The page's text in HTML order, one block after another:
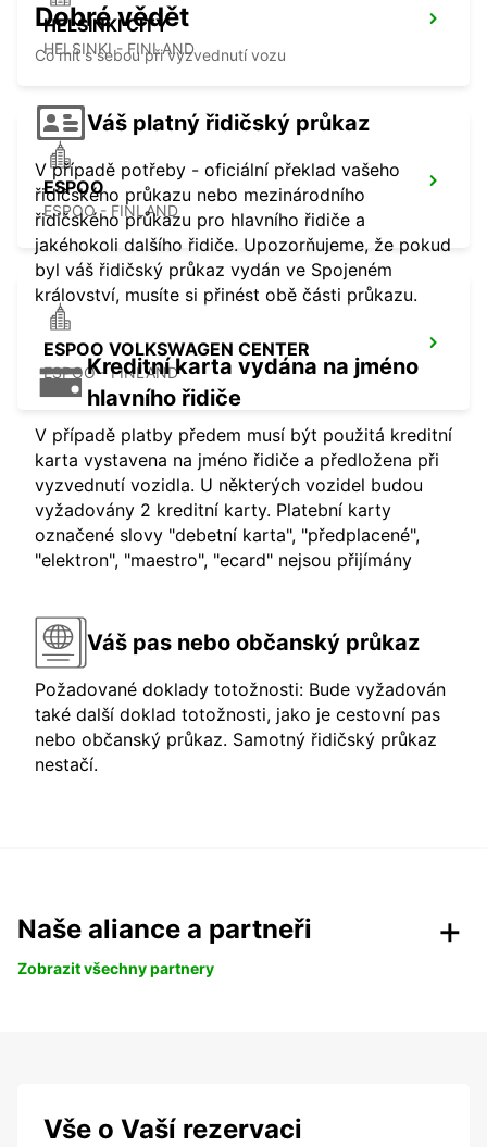
HELSINKI CITY
HELSINKI - FINLAND
ESPOO
ESPOO - FINLAND
ESPOO VOLKSWAGEN CENTER
ESPOO - FINLAND
Dobré vědět
Co mít s sebou při vyzvednutí vozu
Váš platný řidičský průkaz
V případě potřeby - oficiální překlad vašeho
řidičského průkazu nebo mezinárodního
řidičského průkazu pro hlavního řidiče a
jakéhokoli dalšího řidiče. Upozorňujeme, že pokud
byl váš řidičský průkaz vydán ve Spojeném
království, musíte si přinést obě části průkazu.
Kreditní karta vydána na jméno
hlavního řidiče
V případě platby předem musí být použitá kreditní
karta vystavena na jméno řidiče a předložena při
vyzvednutí vozidla. U některých vozidel budou
vyžadovány 2 kreditní karty. Platební karty
označené slovy "debetní karta", "předplacené",
"elektron", "maestro", "ecard" nejsou přijímány
Váš pas nebo občanský průkaz
Požadované doklady totožnosti: Bude vyžadován
také další doklad totožnosti, jako je cestovní pas
nebo občanský průkaz. Samotný řidičský průkaz
nestačí.
Naše aliance a partneři
Zobrazit všechny partnery
Vše o Vaší rezervaci